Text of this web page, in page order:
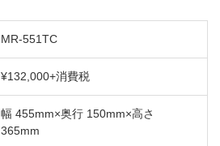
MR-551TC
¥132,000+消費税
幅 455mm×奥行 150mm×高さ
365mm